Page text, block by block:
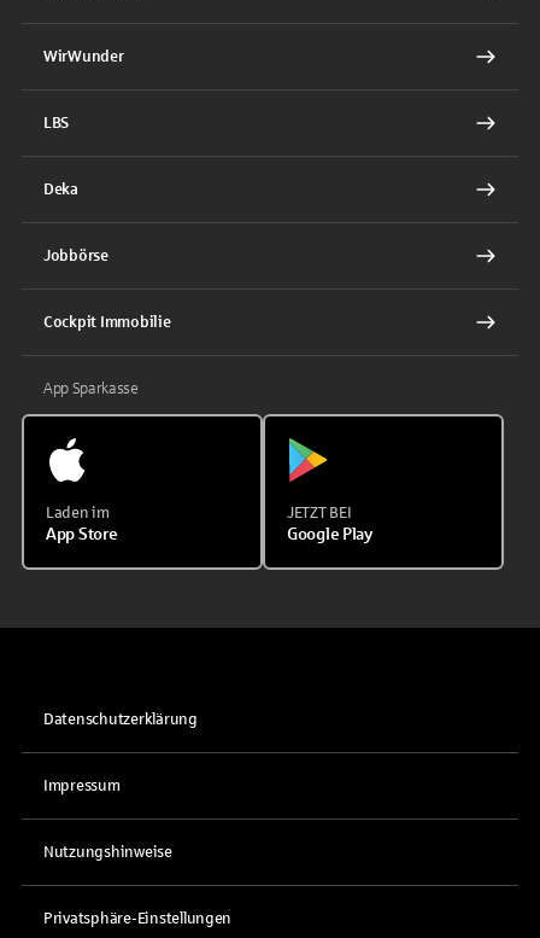
WirWunder
LBS
Deka
Jobbörse
Cockpit Immobilie
App Sparkasse
Laden im
App Store
JETZT BEI
Google Play
Datenschutzerklärung
Impressum
Nutzungshinweise
Privatsphäre-Einstellungen